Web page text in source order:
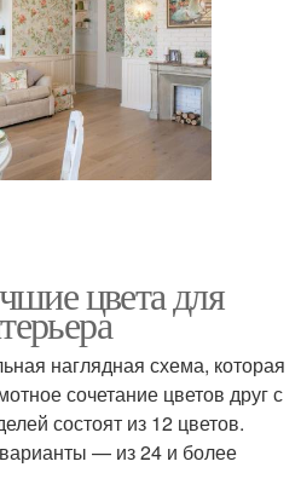
цвета для
наглядная схема, которая
сочетание цветов друг с
состоят из 12 цветов.
— из 24 и более